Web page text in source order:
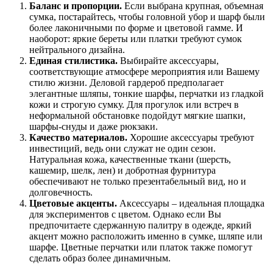
Баланс и пропорции. Если выбрана крупная, объемная
сумка, постарайтесь, чтобы головной убор и шарф были
более лаконичными по форме и цветовой гамме. И
наоборот: яркие береты или платки требуют сумок
нейтрального дизайна.
Единая стилистика. Выбирайте аксессуары,
соответствующие атмосфере мероприятия или Вашему
стилю жизни. Деловой гардероб предполагает
элегантные шляпы, тонкие шарфы, перчатки из гладкой
кожи и строгую сумку. Для прогулок или встреч в
неформальной обстановке подойдут мягкие шапки,
шарфы-снуды и даже рюкзаки.
Качество материалов. Хорошие аксессуары требуют
инвестиций, ведь они служат не один сезон.
Натуральная кожа, качественные ткани (шерсть,
кашемир, шелк, лен) и добротная фурнитура
обеспечивают не только презентабельный вид, но и
долговечность.
Цветовые акценты. Аксессуары – идеальная площадка
для экспериментов с цветом. Однако если Вы
предпочитаете сдержанную палитру в одежде, яркий
акцент можно расположить именно в сумке, шляпе или
шарфе. Цветные перчатки или платок также помогут
сделать образ более динамичным.